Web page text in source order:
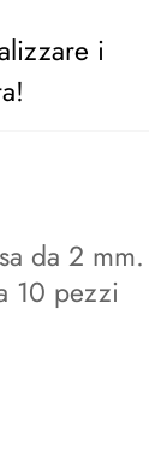
i
da 2 mm.
10 pezzi